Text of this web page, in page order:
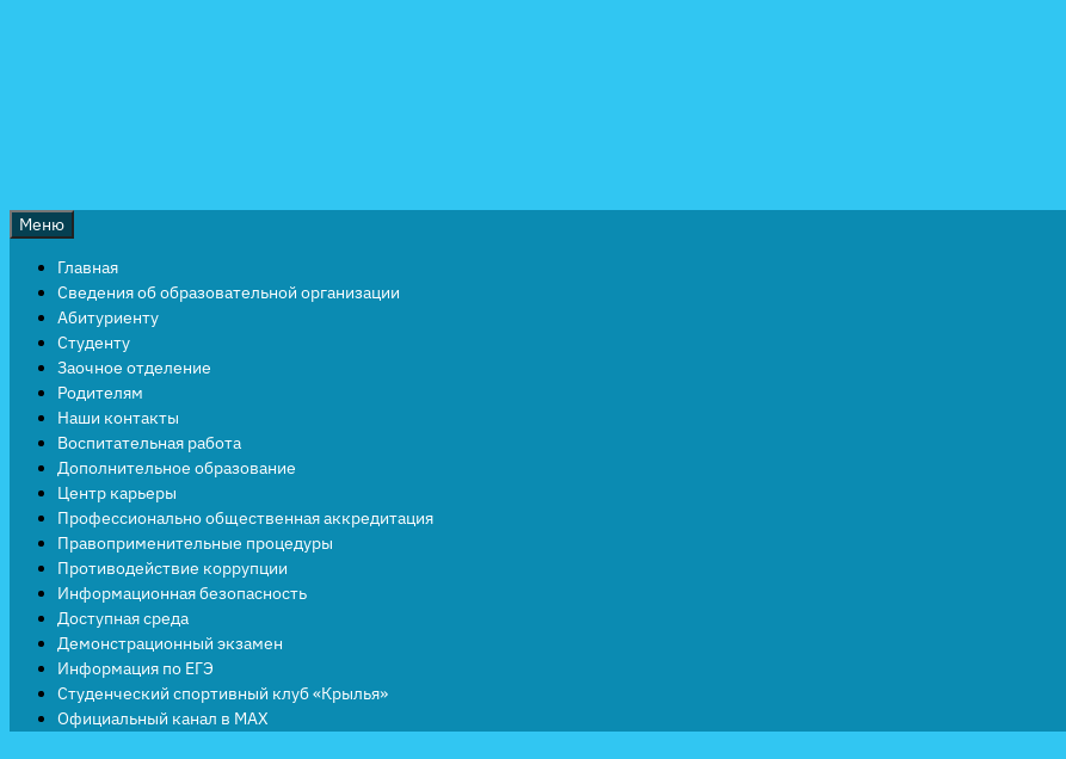
Меню
Главная
Сведения об образовательной организации
Абитуриенту
Студенту
Заочное отделение
Родителям
Наши контакты
Воспитательная работа
Дополнительное образование
Центр карьеры
Профессионально общественная аккредитация
Правоприменительные процедуры
Противодействие коррупции
Информационная безопасность
Доступная среда
Демонстрационный экзамен
Информация по ЕГЭ
Студенческий спортивный клуб «Крылья»
Официальный канал в MAX